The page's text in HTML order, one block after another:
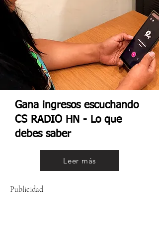
Gana ingresos escuchando
CS RADIO HN - Lo que
debes saber
Leer más
Publicidad